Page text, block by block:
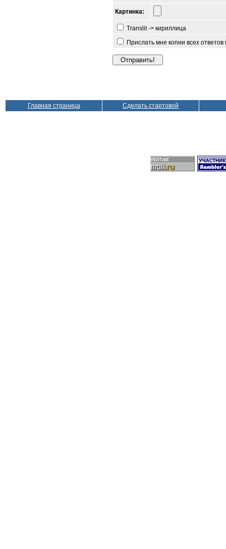
Картинка:
Translit -> кириллица
Прислать мне копии всех
Главная страница Сделать стартовой